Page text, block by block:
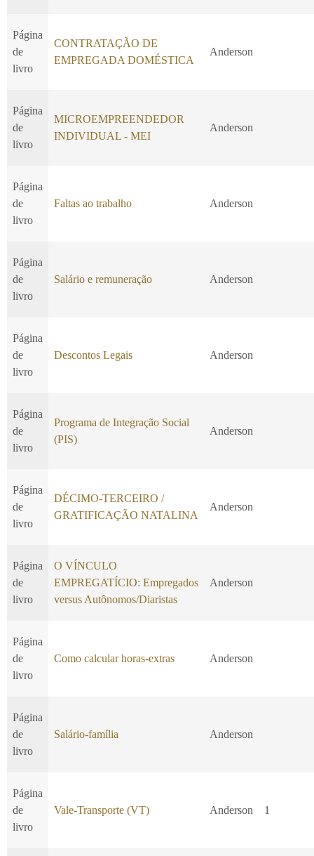
Página
de
livro
CONTRATAÇÃO DE
EMPREGADA DOMÉSTICA
Anderson
Página
de
livro
MICROEMPREENDEDOR
INDIVIDUAL - MEI
Anderson
Página
de
livro
Faltas ao trabalho Anderson
Página
de
livro
Salário e remuneração Anderson
Página
de
livro
Descontos Legais Anderson
Página
de
livro
Programa de Integração Social
(PIS)
Anderson
Página
de
livro
DÉCIMO-TERCEIRO /
GRATIFICAÇÃO NATALINA
Anderson
Página
de
livro
O VÍNCULO
EMPREGATÍCIO: Empregados
versus Autônomos/Diaristas
Anderson
Página
de
livro
Como calcular horas-extras Anderson
Página
de
livro
Salário-família Anderson
Página
de
livro
Vale-Transporte (VT) Anderson 1